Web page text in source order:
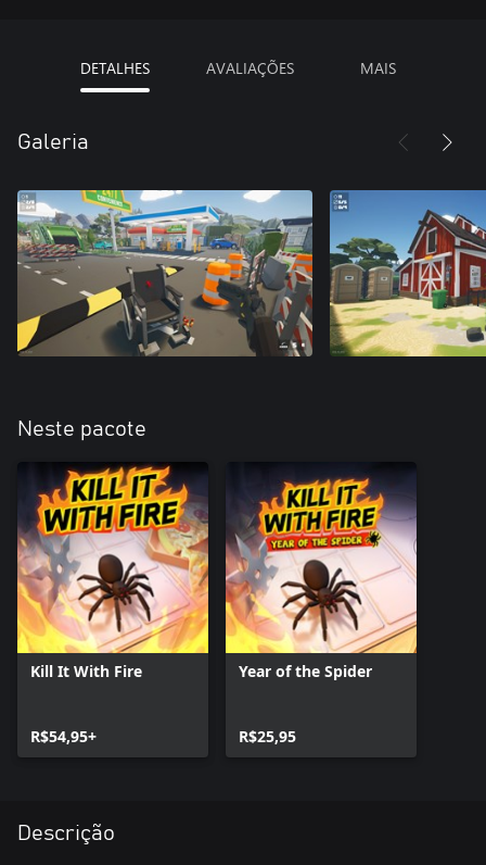
DETALHES AVALIAÇÕES MAIS
Galeria
Neste pacote
Kill It With Fire
R$54,95+
Year of the Spider
R$25,95
Descrição